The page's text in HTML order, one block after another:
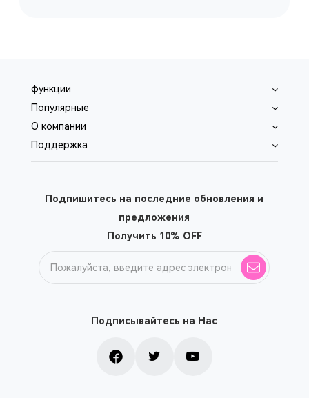
функции
Популярные
O компании
Поддержка
Подпишитесь на последние обновления и
предложения
Получить 10% OFF
Подписывайтесь на Нас